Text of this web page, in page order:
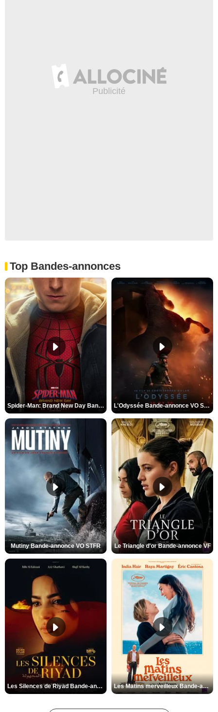
Top Bandes-annonces
Spider-Man: Brand New Day Bande-annonce VO STFR L'Odyssée Bande-annonce VO STFR
Mutiny Bande-annonce VO STFR Le Triangle d'or Bande-annonce VF
Les Silences de Riyad Bande-annonce VO STFR Les Matins merveilleux Bande-annonce VF